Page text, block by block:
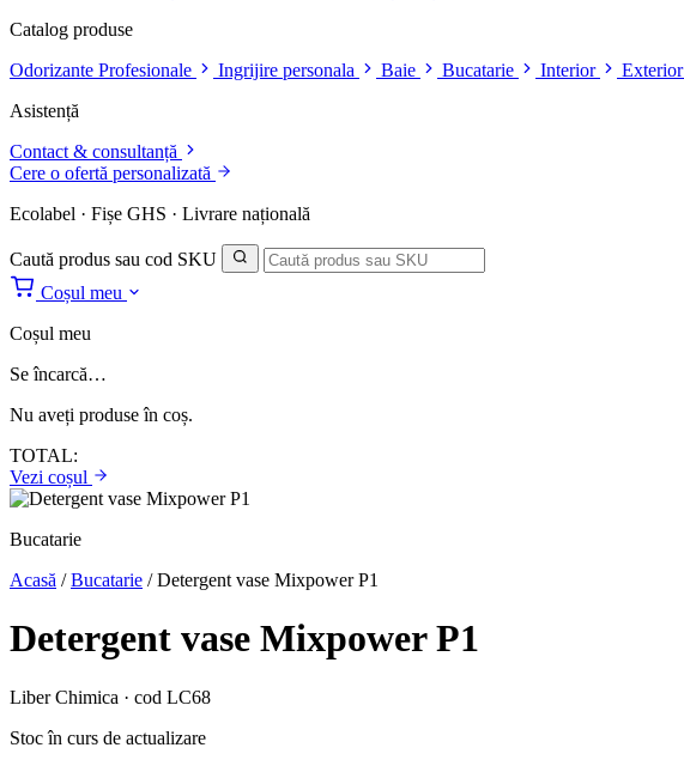
Catalog produse
Odorizante Profesionale
Ingrijire personala Baie Bucatarie Interior Exterior
Asistență
Contact & consultanță
Cere o ofertă personalizată
Ecolabel · Fișe GHS · Livrare națională
Caută produs sau cod SKU
Coșul meu
Coșul meu
Se încarcă…
Nu aveți produse în coș.
TOTAL:
Vezi coșul
Bucatarie
Acasă /Bucatarie /Detergent vase Mixpower P1
Detergent vase Mixpower P1
Liber Chimica · cod LC68
Stoc în curs de actualizare